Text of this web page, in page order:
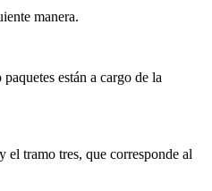
manera.
están a cargo de la
el tramo tres, que corresponde al